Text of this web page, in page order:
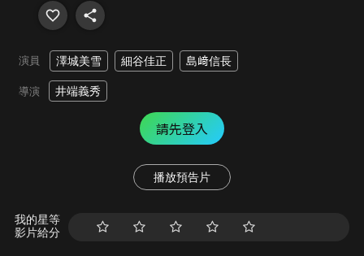
演員 澤城美雪 細谷佳正 島﨑信長
導演 井端義秀
請先登入
播放預告片
我的星等
影片給分